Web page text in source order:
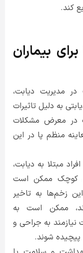
کند.
بیماران
مدیریت دیابت،
به دلیل تاثیرات
در معرض مشکلات
منظم پا در این
مبتلا به دیابت،
کوچک ممکن است
زخم‌ها به تاخیر
ممکن است به
به جراحی و
شوند.